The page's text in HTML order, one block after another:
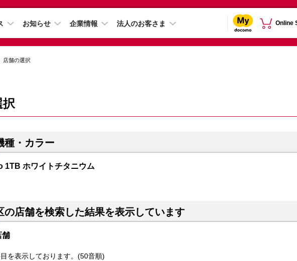
お知らせ 企業情報 法人のお客さま Online
店舗の選択
択
種・カラー
1TB ホワイトチタニウム
の店舗を検索した結果を表示しています
舗
を表示しております。(50音順)